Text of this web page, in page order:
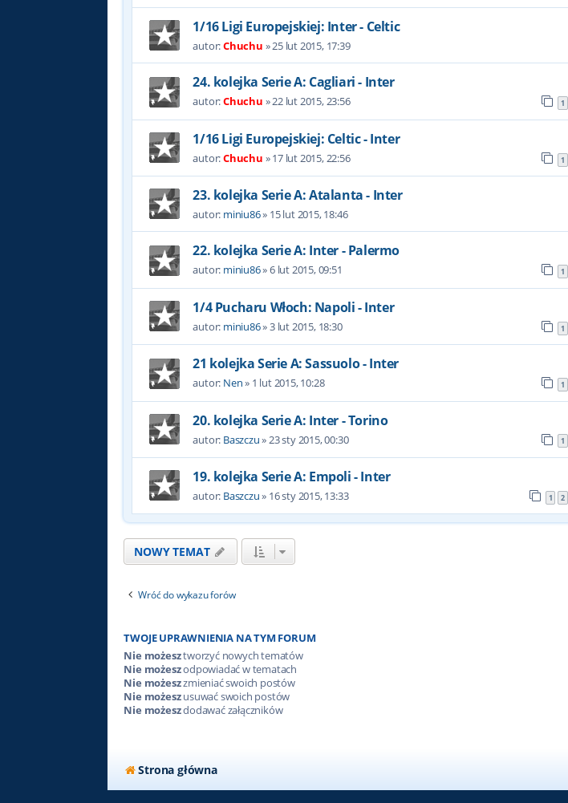
1/16 Ligi Europejskiej: Inter - Celtic
autor:Chuchu »25 lut 2015, 17:39
24. kolejka Serie A: Cagliari - Inter
autor:Chuchu »22 lut 2015, 23:56 1
1/16 Ligi Europejskiej: Celtic - Inter
autor:Chuchu »17 lut 2015, 22:56 1
23. kolejka Serie A: Atalanta - Inter
autor: miniu86» 15 lut 2015, 18:46
22. kolejka Serie A: Inter - Palermo
autor: miniu86»6 lut 2015, 09:51 1
1/4 Pucharu Włoch: Napoli - Inter
autor: miniu86»3 lut 2015, 18:30 1
21 kolejka Serie A: Sassuolo - Inter
autor: Nen» 1 lut 2015, 10:28 1
20. kolejka Serie A: Inter - Torino
autor: Baszczu» 23 sty 2015, 00:30 1
19. kolejka Serie A: Empoli - Inter
autor: Baszczu» 16 sty 2015, 13:33 1 2
NOWY TEMAT
Wróć do wykazu forów
TWOJE UPRAWNIENIA NA TYM FORUM
Nie możesztworzyć nowych tematów
Nie możeszodpowiadać w tematach
Nie możeszzmieniać swoich postów
Nie możeszusuwać swoich postów
Nie możeszdodawać załączników
Strona główna